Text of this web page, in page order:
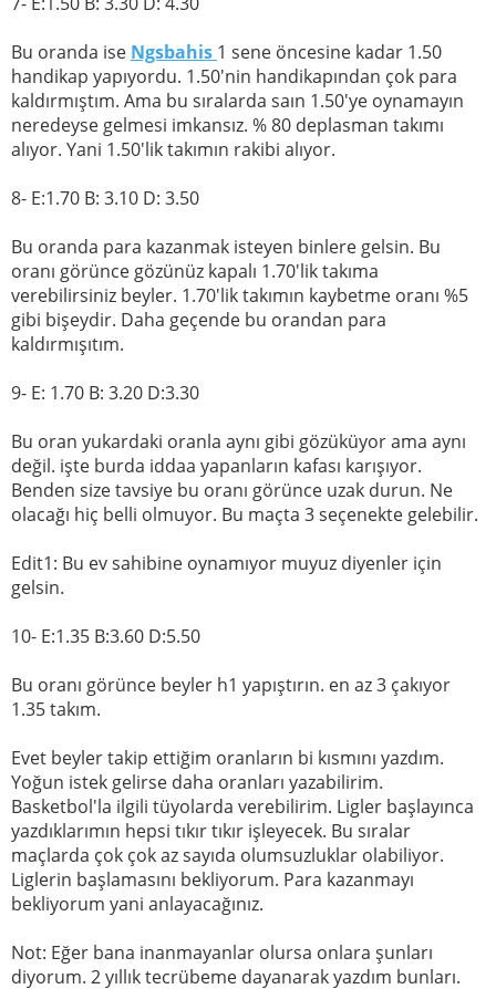
Bu oranda ise Ngsbahis 1 sene öncesine kadar 1.50
handikap yapıyordu. 1.50'nin handikapından çok para
kaldırmıştım. Ama bu sıralarda saın 1.50'ye oynamayın
neredeyse gelmesi imkansız. % 80 deplasman takımı
alıyor. Yani 1.50'lik takımın rakibi alıyor.
8- E:1.70 B: 3.10 D: 3.50
Bu oranda para kazanmak isteyen binlere gelsin. Bu
oranı görünce gözünüz kapalı 1.70'lik takıma
verebilirsiniz beyler. 1.70'lik takımın kaybetme oranı %5
gibi bişeydir. Daha geçende bu orandan para
kaldırmışıtım.
9- E: 1.70 B: 3.20 D:3.30
Bu oran yukardaki oranla aynı gibi gözüküyor ama aynı
değil. işte burda iddaa yapanların kafası karışıyor.
Benden size tavsiye bu oranı görünce uzak durun. Ne
olacağı hiç belli olmuyor. Bu maçta 3 seçenekte gelebilir.
Edit1: Bu ev sahibine oynamıyor muyuz diyenler için
gelsin.
10- E:1.35 B:3.60 D:5.50
Bu oranı görünce beyler h1 yapıştırın. en az 3 çakıyor
1.35 takım.
Evet beyler takip ettiğim oranların bi kısmını yazdım.
Yoğun istek gelirse daha oranları yazabilirim.
Basketbol'la ilgili tüyolarda verebilirim. Ligler başlayınca
yazdıklarımın hepsi tıkır tıkır işleyecek. Bu sıralar
maçlarda çok çok az sayıda olumsuzluklar olabiliyor.
Liglerin başlamasını bekliyorum. Para kazanmayı
bekliyorum yani anlayacağınız.
Not: Eğer bana inanmayanlar olursa onlara şunları
diyorum. 2 yıllık tecrübeme dayanarak yazdım bunları.